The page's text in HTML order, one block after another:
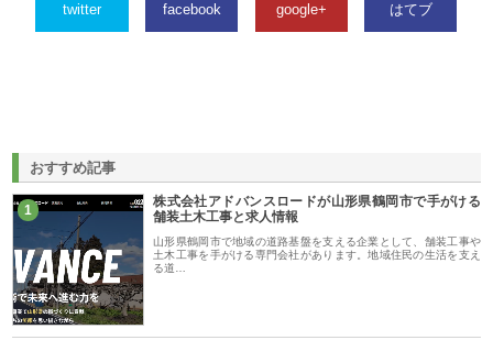
twitter facebook google+ はてブ
おすすめ記事
1
株式会社アドバンスロードが山形県鶴岡市で手がける
舗装土木工事と求人情報
山形県鶴岡市で地域の道路基盤を支える企業として、舗装工事や
土木工事を手がける専門会社があります。地域住民の生活を支え
る道…